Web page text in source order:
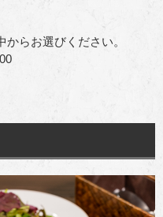
からお選びください。